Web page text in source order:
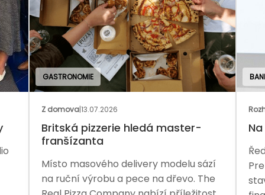
GASTRONOMIE
Z domova|13.07.2026
Britská pizzerie hledá master-
franšízanta
Místo masového delivery modelu sází
na ruční výrobu a pece na dřevo. The